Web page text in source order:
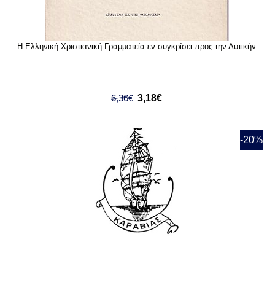
Η Ελληνική Χριστιανική Γραμματεία εν συγκρίσει προς την Δυτικήν
6,36€ 3,18€
-20%